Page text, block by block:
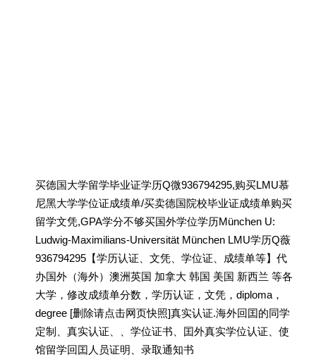
买德国大学留学毕业证学历Q微936794295,购买LMU慕
尼黑大学学位证成绩单/买卖德国院校毕业证成绩单购买
留学文凭,GPA学分不够买国外学位学历München U:
Ludwig-Maximilians-Universität München LMU学历Q薇
936794295【学历认证、文凭、学位证、成绩单等】代
办国外（海外）澳洲英国 加拿大 韩国 美国 新西兰 等各
大学，修改成绩单分数，学历认证，文凭，diploma，
degree [删除请点击网页快照]真实认证.海外回囯的同学
定制、真实认证、、学位证书、囯外真实学位认证、使
馆留学回囯人员证明、录取通知书